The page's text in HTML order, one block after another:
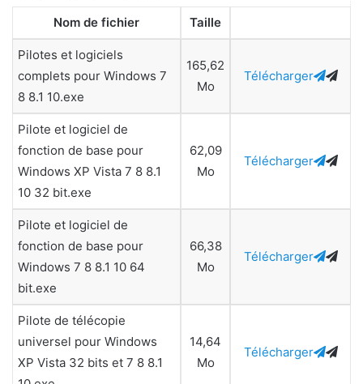
Nom de fichier Taille
Pilotes et logiciels
complets pour Windows 7
8 8.1 10.exe
165,62
Mo
Télécharger
Pilote et logiciel de
fonction de base pour
Windows XP Vista 7 8 8.1
10 32 bit.exe
62,09
Mo
Télécharger
Pilote et logiciel de
fonction de base pour
Windows 7 8 8.1 10 64
bit.exe
66,38
Mo
Télécharger
Pilote de télécopie
universel pour Windows
XP Vista 32 bits et 7 8 8.1
14,64
Mo
Télécharger